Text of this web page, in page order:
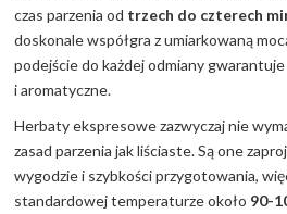
czas parzenia od trzech do czterech
doskonale współgra z umiarkowaną
podejście do każdej odmiany
i aromatyczne.
Herbaty ekspresowe zazwyczaj nie
zasad parzenia jak liściaste. Są one
wygodzie i szybkości przygotowania,
standardowej temperaturze około 90-